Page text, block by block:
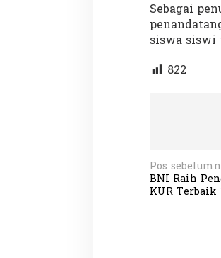
Sebagai
siswa siswi
822
N
a
Pos
BNI Raih
KUR Terbaik